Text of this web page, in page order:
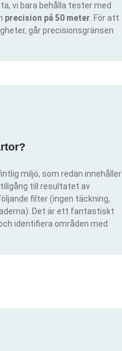
vi bara behålla tester med
precision på 50 meter . För att
går precisionsgränsen
miljö, som redan innehåller
till resultatet av
filter (ingen täckning,
Det är ett fantastiskt
identifiera områden med